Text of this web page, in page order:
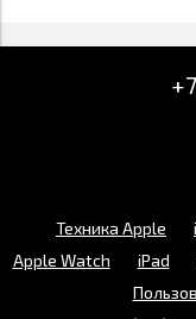
Техника Apple
Apple Watch
iPad